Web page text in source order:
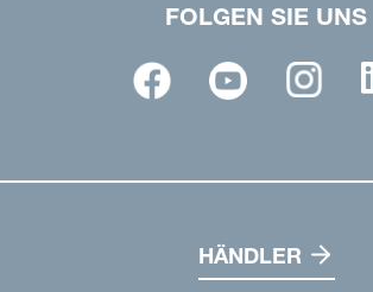
FOLGEN SIE UNS
HÄNDLER